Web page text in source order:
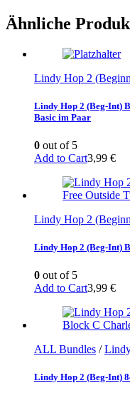
Ähnliche
Lindy Hop 2
Lindy Hop 2 (Beg-Int)
Basic im Paar
0 out of 5
Add to Cart3,99 €
Lindy Hop 2
Lindy Hop 2 (Beg-Int)
0 out of 5
Add to Cart3,99 €
ALL Bundles /
Lindy Hop 2 (Beg-Int)